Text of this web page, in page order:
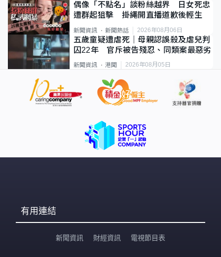
偶像「不點名」談粉絲越界 日女死忠
遭群起狙擊 掛繩開直播道歉後輕生
新聞資訊 新聞熱話 2026年08月06日
五歲童疑遭虐死｜母親認誤殺及虐兒判
囚22年 官斥被告殘忍、同類案最惡劣
新聞資訊 港聞 2026年08月05日
有用連結
新聞資訊 財經資訊 電視節目表